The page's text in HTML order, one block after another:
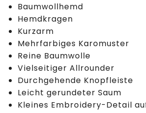
Baumwollhemd
Hemdkragen
Kurzarm
Mehrfarbiges Karomuster
Reine Baumwolle
Vielseitiger Allrounder
Durchgehende Knopfleiste
Leicht gerundeter Saum
Kleines Embroidery-Detail